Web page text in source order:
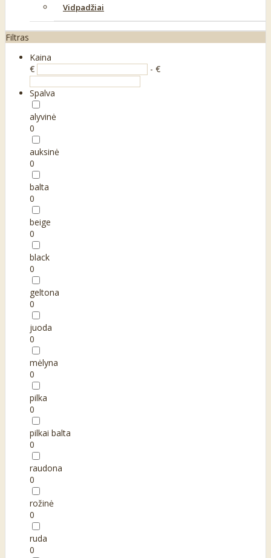
Vidpadžiai
Filtras
Kaina
€
- €
Spalva
alyvinė
0
auksinė
0
balta
0
beige
0
black
0
geltona
0
juoda
0
mėlyna
0
pilka
0
pilkai balta
0
raudona
0
rožinė
0
ruda
0